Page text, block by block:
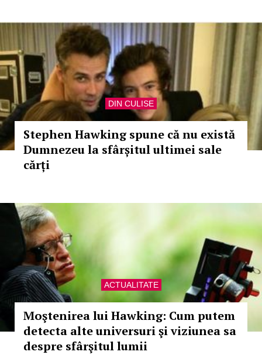
DIN CULISE
Stephen Hawking spune că nu există
Dumnezeu la sfârșitul ultimei sale
cărți
ACTUALITATE
Moştenirea lui Hawking: Cum putem
detecta alte universuri şi viziunea sa
despre sfârşitul lumii